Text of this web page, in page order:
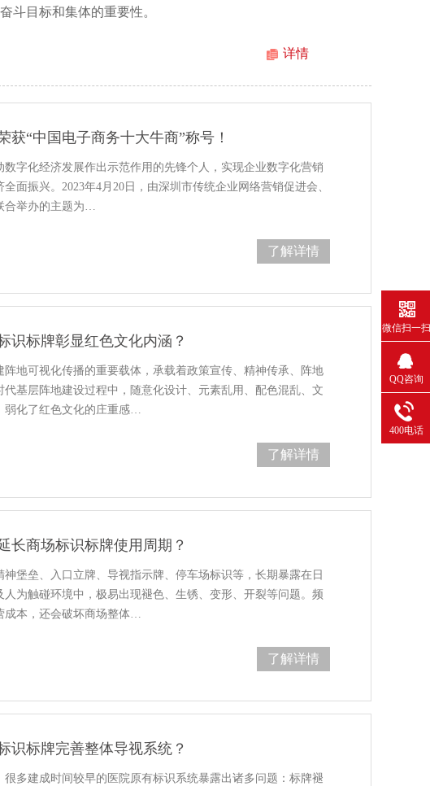
斗目标和集体的重要性。
详情
获“中国电子商务十大牛商”称号！
数字化经济发展作出示范作用的先锋个人，实现企业数字化营销
面振兴。2023年4月20日，由深圳市传统企业网络营销促进会、
合举办的主题为…
了解详情
识标牌彰显红色文化内涵？
阵地可视化传播的重要载体，承载着政策宣传、精神传承、阵地
基层阵地建设过程中，随意化设计、元素乱用、配色混乱、文
弱化了红色文化的庄重感…
了解详情
长商场标识标牌使用周期？
堡垒、入口立牌、导视指示牌、停车场标识等，长期暴露在日
人为触碰环境中，极易出现褪色、生锈、变形、开裂等问题。频
本，还会破坏商场整体…
了解详情
识标牌完善整体导视系统？
很多建成时间较早的医院原有标识系统暴露出诸多问题：标牌褪
微信扫一扫
QQ咨询
400电话